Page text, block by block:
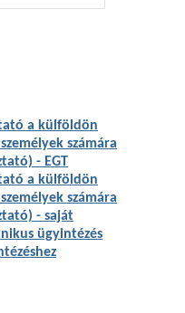
a külföldön
számára
- EGT
a külföldön
számára
- saját
ügyintézés